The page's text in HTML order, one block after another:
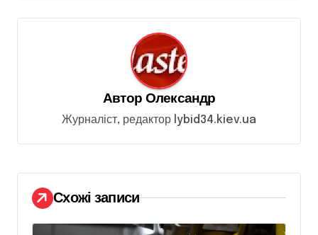
ц
с
і
в
Автор Олександр
Журналіст, редактор lybid34.kiev.ua
Схожі записи